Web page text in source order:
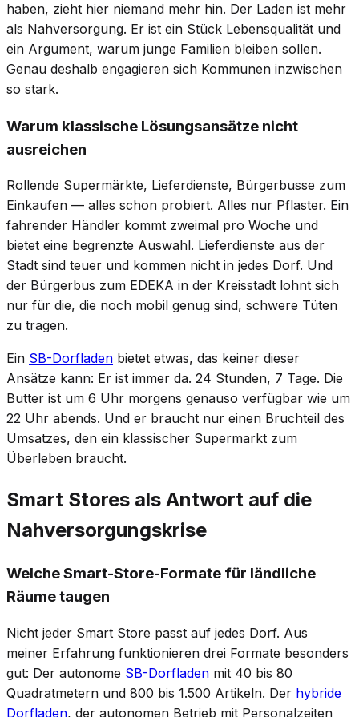
haben, zieht hier niemand mehr hin. Der Laden ist mehr
als Nahversorgung. Er ist ein Stück Lebensqualität und
ein Argument, warum junge Familien bleiben sollen.
Genau deshalb engagieren sich Kommunen inzwischen
so stark.
Warum klassische Lösungsansätze nicht
ausreichen
Rollende Supermärkte, Lieferdienste, Bürgerbusse zum
Einkaufen — alles schon probiert. Alles nur Pflaster. Ein
fahrender Händler kommt zweimal pro Woche und
bietet eine begrenzte Auswahl. Lieferdienste aus der
Stadt sind teuer und kommen nicht in jedes Dorf. Und
der Bürgerbus zum EDEKA in der Kreisstadt lohnt sich
nur für die, die noch mobil genug sind, schwere Tüten
zu tragen.
Ein SB-Dorfladen bietet etwas, das keiner dieser
Ansätze kann: Er ist immer da. 24 Stunden, 7 Tage. Die
Butter ist um 6 Uhr morgens genauso verfügbar wie um
22 Uhr abends. Und er braucht nur einen Bruchteil des
Umsatzes, den ein klassischer Supermarkt zum
Überleben braucht.
Smart Stores als Antwort auf die
Nahversorgungskrise
Welche Smart-Store-Formate für ländliche
Räume taugen
Nicht jeder Smart Store passt auf jedes Dorf. Aus
meiner Erfahrung funktionieren drei Formate besonders
gut: Der autonome SB-Dorfladen mit 40 bis 80
Quadratmetern und 800 bis 1.500 Artikeln. Der hybride
Dorfladen, der autonomen Betrieb mit Personalzeiten